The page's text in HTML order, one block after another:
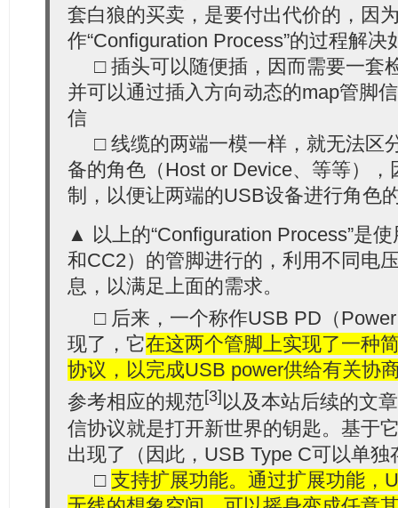
套白狼的买卖，是要付出代价的，因
作“Configuration Process”的过程解
□ 插头可以随便插，因而需要一套
并可以通过插入方向动态的map管脚
信
□ 线缆的两端一模一样，就无法区
备的角色（Host or Device、等等）
制，以便让两端的USB设备进行角色
▲ 以上的“Configuration Process”是
和CC2）的管脚进行的，利用不同电
息，以满足上面的需求。
□ 后来，一个称作USB PD（Power
现了，它在这两个管脚上实现了一种
协议，以完成USB power供给有关协
参考相应的规范[3]以及本站后续的文
信协议就是打开新世界的钥匙。基于
出现了（因此，USB Type C可以单独
□ 支持扩展功能。通过扩展功能，